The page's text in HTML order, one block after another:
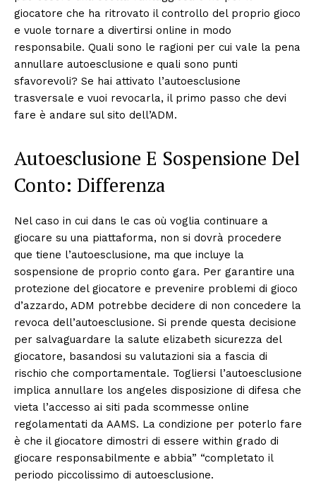
giocatore che ha ritrovato il controllo del proprio gioco
e vuole tornare a divertirsi online in modo
responsabile. Quali sono le ragioni per cui vale la pena
annullare autoesclusione e quali sono punti
sfavorevoli? Se hai attivato l’autoesclusione
trasversale e vuoi revocarla, il primo passo che devi
fare è andare sul sito dell’ADM.
Autoesclusione E Sospensione Del
Conto: Differenza
Nel caso in cui dans le cas où voglia continuare a
giocare su una piattaforma, non si dovrà procedere
que tiene l’autoesclusione, ma que incluye la
sospensione de proprio conto gara. Per garantire una
protezione del giocatore e prevenire problemi di gioco
d’azzardo, ADM potrebbe decidere di non concedere la
revoca dell’autoesclusione. Si prende questa decisione
per salvaguardare la salute elizabeth sicurezza del
giocatore, basandosi su valutazioni sia a fascia di
rischio che comportamentale. Togliersi l’autoesclusione
implica annullare los angeles disposizione di difesa che
vieta l’accesso ai siti pada scommesse online
regolamentati da AAMS. La condizione per poterlo fare
è che il giocatore dimostri di essere within grado di
giocare responsabilmente e abbia” “completato il
periodo piccolissimo di autoesclusione.